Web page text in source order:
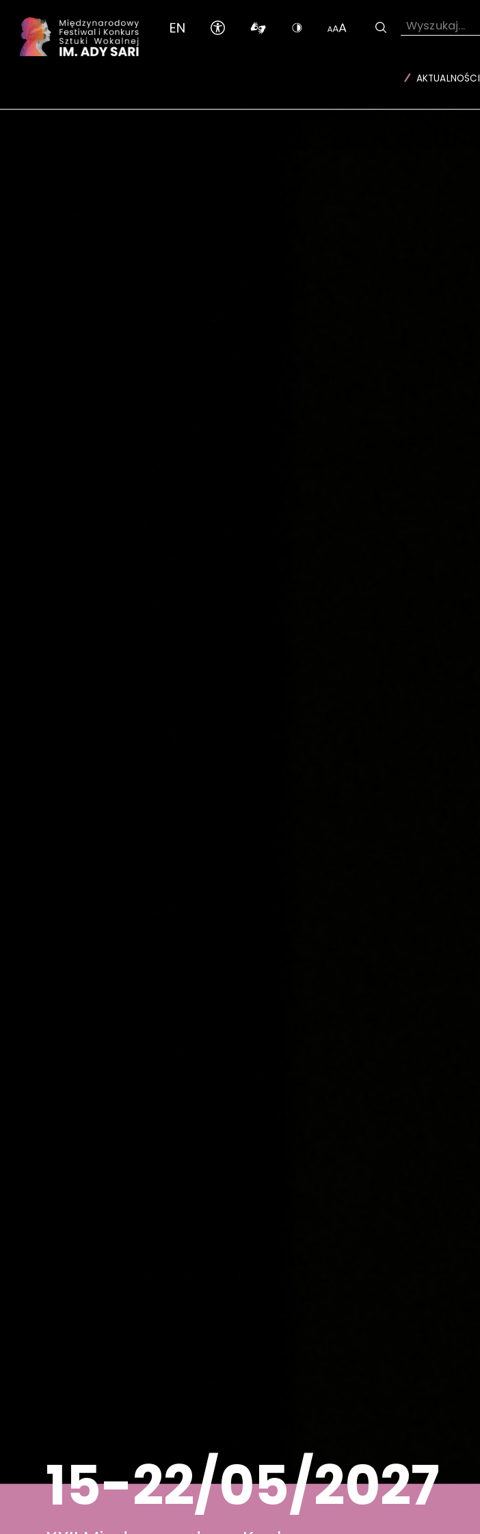
Wyszukaj...
AKTUALNOŚCI
15-22/05/2027